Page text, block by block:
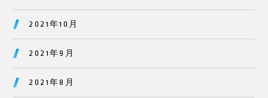
2021年10月
2021年9月
2021年8月